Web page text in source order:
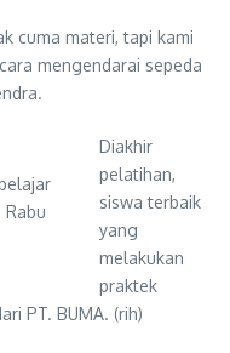
cuma materi, tapi kami
mengendarai sepeda
Diakhir
pelatihan,
siswa terbaik
yang
melakukan
praktek
PT. BUMA. (rih)